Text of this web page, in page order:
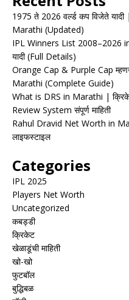
1975 ते 2026 वर्ल्ड कप विजेते
Marathi (Updated)
IPL Winners List 2008–2026
यादी (Full Details)
Orange Cap & Purple Cap
Marathi (Complete Guide)
What is DRS in Marathi |
Review System संपूर्ण माहिती
Rahul Dravid Net Worth in
लाइफस्टाइल
Categories
IPL 2025
Players Net Worth
Uncategorized
कबड्डी
क्रिकेट
खेळाडूंची माहिती
खो-खो
फुटबॉल
बुद्धिबळ